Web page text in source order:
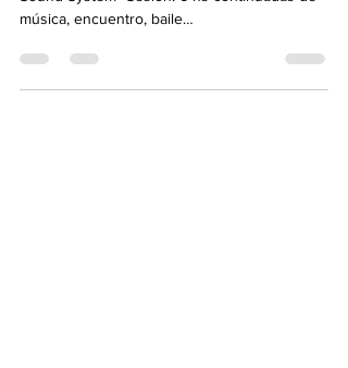
Sábado 26 de febrero del 2022 “Dubtronik
#soundsystemculture, para...